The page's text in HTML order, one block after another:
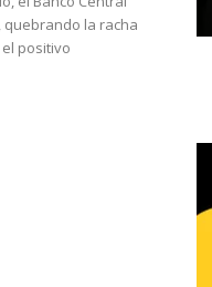
la racha
positivo